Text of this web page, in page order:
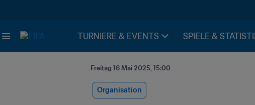
TURNIERE & EVENTS SPIELE &
Freitag 16 Mai 2025, 15:00
Organisation